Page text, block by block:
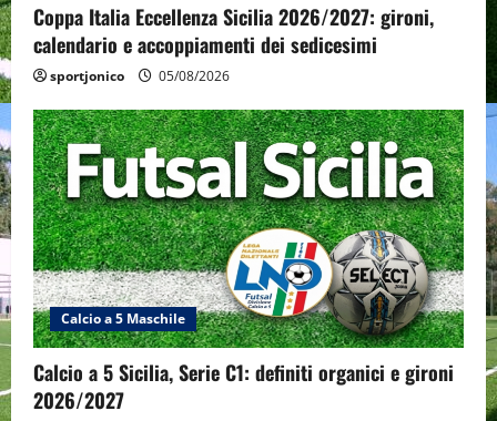
Coppa Italia Eccellenza Sicilia 2026/2027: gironi,
calendario e accoppiamenti dei sedicesimi
sportjonico 05/08/2026
Calcio a 5 Maschile
Calcio a 5 Sicilia, Serie C1: definiti organici e gironi
2026/2027